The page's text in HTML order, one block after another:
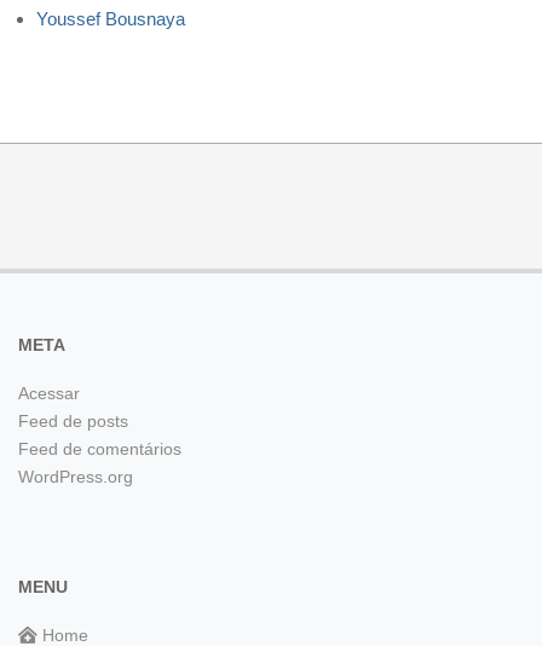
Youssef Bousnaya
META
Acessar
Feed de posts
Feed de comentários
WordPress.org
MENU
Home